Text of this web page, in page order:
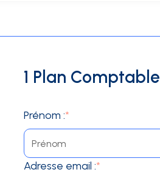
des dépenses
Calculateur ROI
1 Plan
Prénom :*
Adresse email :*